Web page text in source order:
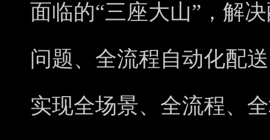
面临的“三座大山”，解
问题、全流程自动化配
实现全场景、全流程、